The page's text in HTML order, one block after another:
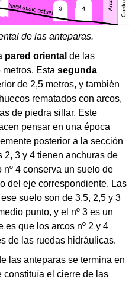
de las anteparas.
pared oriental de las
Esta segunda
de 2,5 metros, y también
rematados con arcos,
de piedra sillar. Este
pensar en una época
posterior a la sección
2, 3 y 4 tienen anchuras de
nº 4 conserva un suelo de
del eje correspondiente. Las
suelo son de 3,5, 2,5 y 3
punto, y el nº 3 es un
es que los arcos nº 2 y 4
de las ruedas hidráulicas.
las anteparas se termina en
constituía el cierre de las